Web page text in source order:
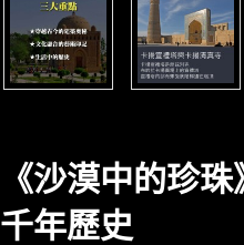
《沙漠中的珍
千年歷史